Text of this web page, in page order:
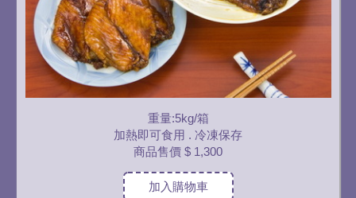
重量:5kg/箱
加熱即可食用 . 冷凍保存
商品售價 $ 1,300
加入購物車